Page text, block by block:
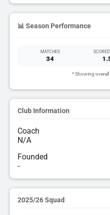
📊 Season Performance
MATCHES
34
* Showing overall
Club Information
Coach
N/A
Founded
-
2025/26 Squad